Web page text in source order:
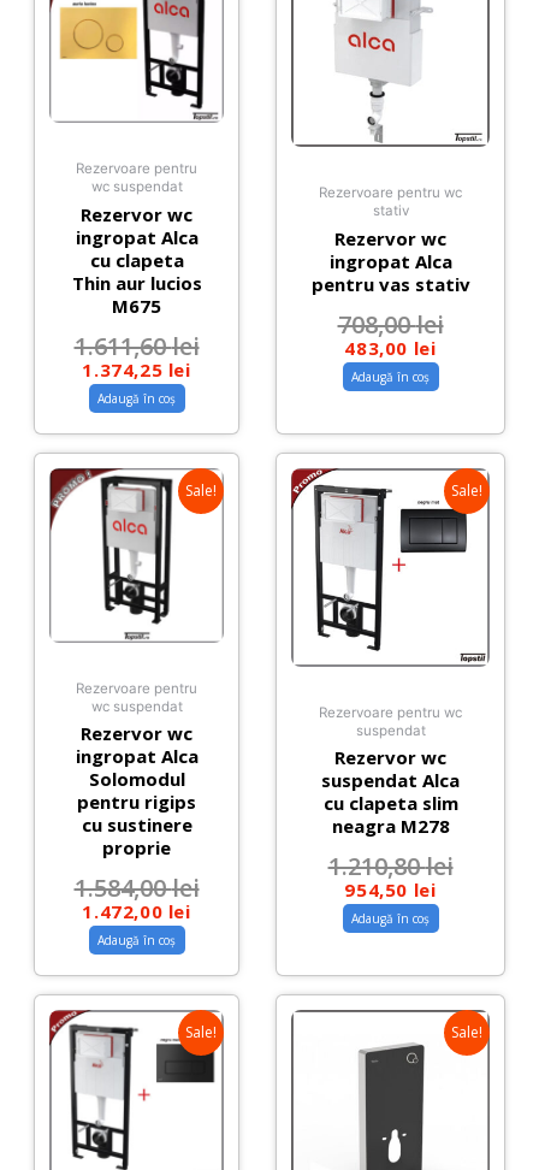
Rezervoare pentru
wc suspendat
Rezervor wc
ingropat Alca
cu clapeta
Thin aur lucios
M675
1.611,60lei
1.374,25 lei
Adaugă în coș
Rezervoare pentru wc
stativ
Rezervor wc
ingropat Alca
pentru vas stativ
708,00lei
483,00 lei
Adaugă în coș
Sale!
Rezervoare pentru
wc suspendat
Rezervor wc
ingropat Alca
Solomodul
pentru rigips
cu sustinere
proprie
1.584,00lei
1.472,00 lei
Adaugă în coș
Sale!
Rezervoare pentru wc
suspendat
Rezervor wc
suspendat Alca
cu clapeta slim
neagra M278
1.210,80lei
954,50 lei
Adaugă în coș
Sale! Sale!